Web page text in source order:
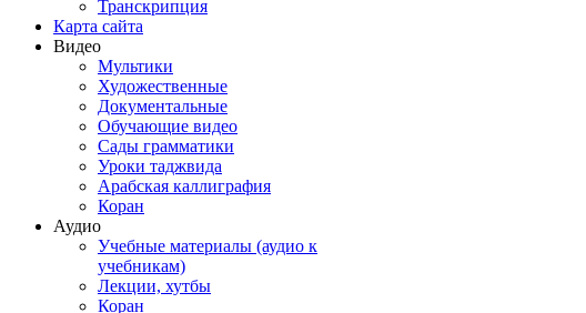
Транскрипция
Карта сайта
Видео
Мультики
Художественные
Документальные
Обучающие видео
Сады грамматики
Уроки таджвида
Арабская каллиграфия
Коран
Аудио
Учебные материалы (аудио к
учебникам)
Лекции, хутбы
Коран